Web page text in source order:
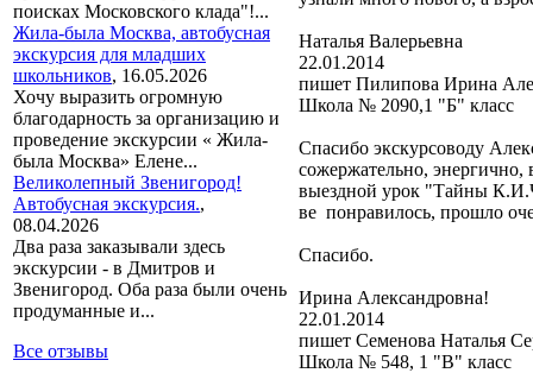
поисках Московского клада"!...
Жила-была Москва, автобусная
экскурсия для младших
школьников, 16.05.2026
Хочу выразить огромную
благодарность за организацию и
проведение экскурсии « Жила-
была Москва» Елене...
Великолепный Звенигород!
Автобусная экскурсия.,
08.04.2026
Два раза заказывали здесь
экскурсии - в Дмитров и
Звенигород. Оба раза были очень
продуманные и...
Все отзывы
Наталья Валерьевна
22.01.2014
пишет Пилипова Ирина
Школа № 2090,1 "Б" класс
Спасибо экскурсоводу
сожержательно,
выездной урок "Тайны
ве понравилось, прошло
Спасибо.
Ирина Александровна!
22.01.2014
пишет Семенова Наталья
Школа № 548, 1 "В" класс